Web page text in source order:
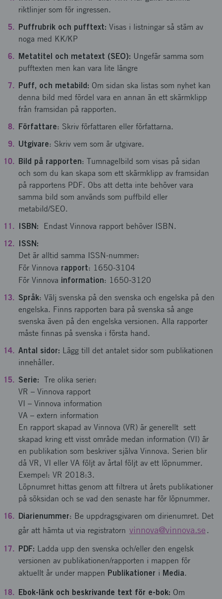
riktlinjer som för ingressen.
Puffrubrik och pufftext: Visas i listningar så stäm av
noga med KK/KP
Metatitel och metatext (SEO): Ungefär samma som
pufftexten men kan vara lite längre
Puff, och metabild: Om sidan ska listas som nyhet kan
denna bild med fördel vara en annan än ett skärmklipp
från framsidan på rapporten.
Författare: Skriv författaren eller författarna.
Utgivare: Skriv vem som är utgivare.
Bild på rapporten: Tumnagelbild som visas på sidan
och som du kan skapa som ett skärmklipp av framsidan
på rapportens PDF. Obs att detta inte behöver vara
samma bild som används som puffbild eller
metabild/SEO.
ISBN: Endast Vinnova rapport behöver ISBN.
ISSN:
Det är alltid samma ISSN-nummer:
För Vinnova rapport: 1650-3104
För Vinnova information: 1650-3120
Språk: Välj svenska på den svenska och engelska på den
engelska. Finns rapporten bara på svenska så ange
svenska även på den engelska versionen. Alla rapporter
måste finnas på svenska i första hand.
Antal sidor: Lägg till det antalet sidor som publikationen
innehåller.
Serie: Tre olika serier:
VR – Vinnova rapport
VI – Vinnova information
VA – extern information
En rapport skapad av Vinnova (VR) är generellt sett
skapad kring ett visst område medan information (VI) är
en publikation som beskriver själva Vinnova. Serien blir
då VR, VI eller VA följt av årtal följt av ett löpnummer.
Exempel: VR 2018:3.
Löpnumret hittas genom att filtrera ut årets publikationer
på söksidan och se vad den senaste har för löpnummer.
Diarienummer: Be uppdragsgivaren om dirienumret. Det
går att hämta ut via registratorn vinnova@vinnova.se .
PDF: Ladda upp den svenska och/eller den engelsk
versionen av publikationen/rapporten i mappen för
aktuellt år under mappen Publikationer i Media.
Ebok-länk och beskrivande text för e-bok: Om